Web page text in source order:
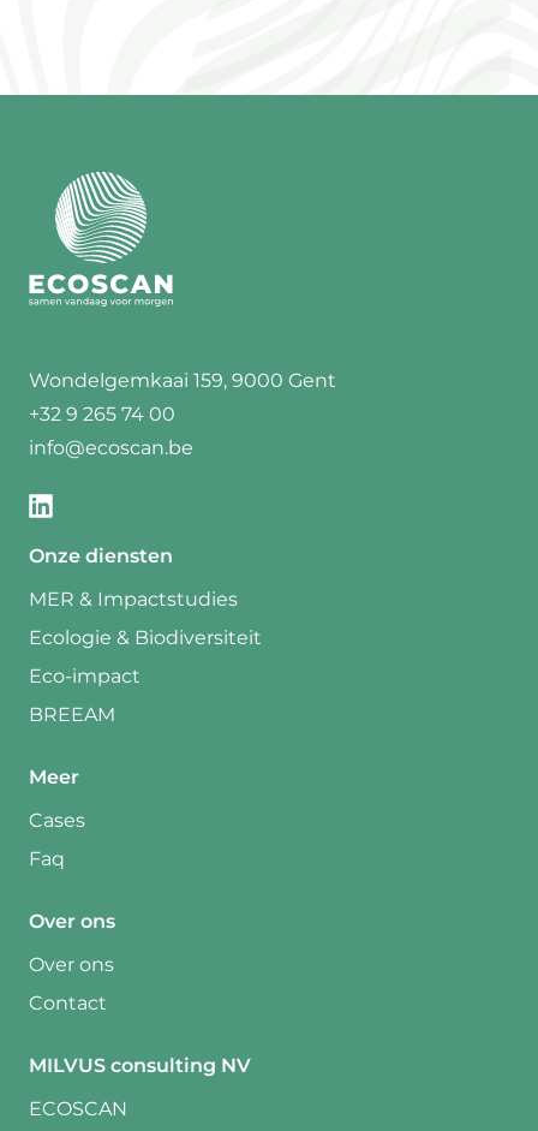
Wondelgemkaai 159, 9000 Gent
+32 9 265 74 00
info@ecoscan.be
Onze diensten
MER & Impactstudies
Ecologie & Biodiversiteit
Eco-impact
BREEAM
Meer
Cases
Faq
Over ons
Over ons
Contact
MILVUS consulting NV
ECOSCAN